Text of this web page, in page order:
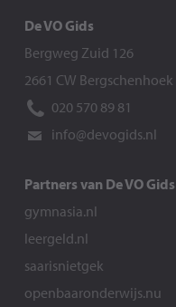
De VO Gids
Bergweg Zuid 126
2661 CW Bergschenhoek
020 570 89 81
info@devogids.nl
Partners van De VO Gids
gymnasia.nl
leergeld.nl
saarisnietgek
openbaaronderwijs.nu